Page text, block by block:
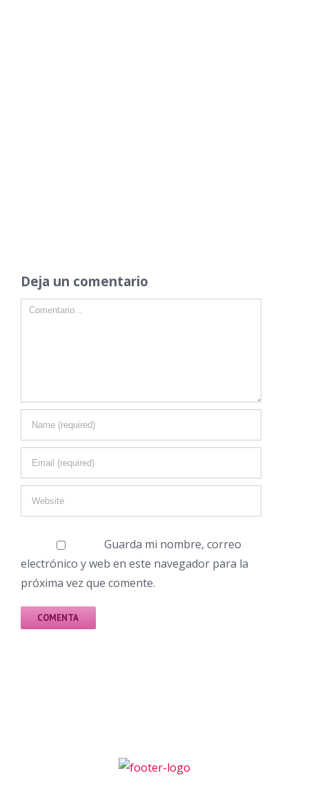
Deja un comentario
Guarda mi nombre, correo
electrónico y web en este navegador para la
próxima vez que comente.